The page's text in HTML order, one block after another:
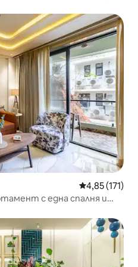
Средна
4,85 (171)
с една спалня и